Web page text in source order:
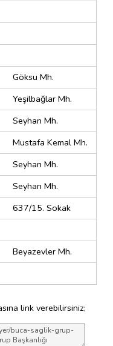
Göksu Mh.
Yeşilbağlar Mh.
Seyhan Mh.
Mustafa Kemal Mh.
Seyhan Mh.
Seyhan Mh.
637/15. Sokak
Beyazevler Mh.
link verebilirsiniz;